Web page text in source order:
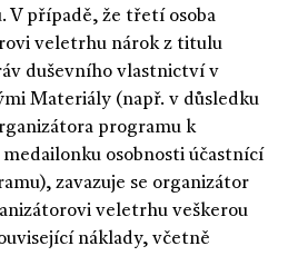
V případě, že třetí osoba
veletrhu nárok z titulu
duševního vlastnictví v
Materiály (např. v důsledku
programu k
osobnosti účastnící
zavazuje se organizátor
veletrhu veškerou
náklady, včetně